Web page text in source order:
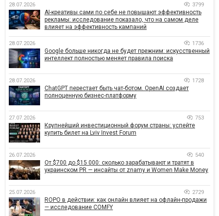
28.07.2026 3799
AI-креативы сами по себе не повышают эффективность
рекламы: исследование показало, что на самом деле
влияет на эффективность кампаний
28.07.2026 1736
Google больше никогда не будет прежним: искусственный
интеллект полностью меняет правила поиска
28.07.2026 1728
ChatGPT перестает быть чат-ботом. OpenAI создает
полноценную бизнес-платформу
27.07.2026 753
Крупнейший инвестиционный форум страны: успейте
купить билет на Lviv Invest Forum
26.07.2026 540
От $700 до $15 000: сколько зарабатывают и тратят в
украинском PR — инсайты от znamy и Women Make Money
25.07.2026 2729
ROPO в действии: как онлайн влияет на офлайн-продажи
— исследование COMFY